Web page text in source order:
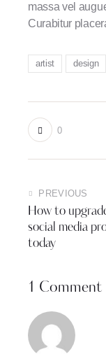
massa vel
Curabitur
artist design
0
PREVIOUS
How to
social media
today
1 Comment